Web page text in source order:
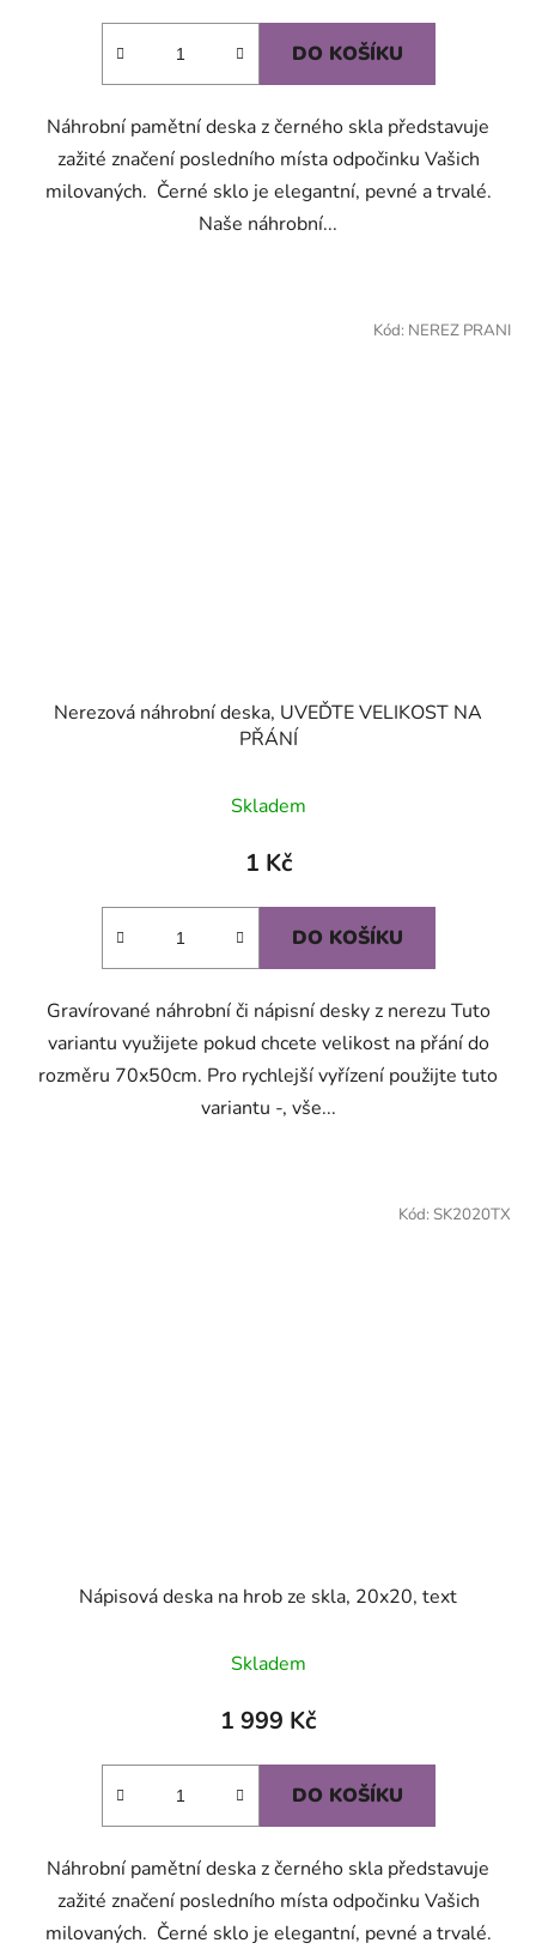
5,0
hvězdiček.
DO KOŠÍKU
Náhrobní pamětní deska z černého skla představuje
zažité značení posledního místa odpočinku Vašich
milovaných. Černé sklo je elegantní, pevné a trvalé.
Naše náhrobní...
Nerezová náhrobní deska, UVEĎTE VELIKOST NA
PŘÁNÍ
hodnocení
produktu
5,0
hvězdiček.
Skladem
1 Kč
DO KOŠÍKU
Gravírované náhrobní či nápisní desky z nerezu Tuto
variantu využijete pokud chcete velikost na přání do
rozměru 70x50cm. Pro rychlejší vyřízení použijte tuto
variantu -, vše...
Kód: NEREZ PRANI
Nápisová deska na hrob ze skla, 20x20, text
Skladem
1 999 Kč
DO KOŠÍKU
Náhrobní pamětní deska z černého skla představuje
zažité značení posledního místa odpočinku Vašich
milovaných. Černé sklo je elegantní, pevné a trvalé.
Kód: SK2020TX